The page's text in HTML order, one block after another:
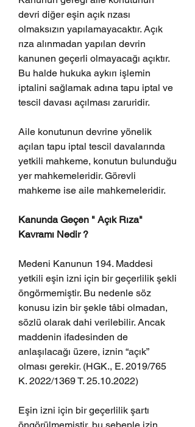
devri diğer eşin açık rızası
olmaksızın yapılamayacaktır. Açık
rıza alınmadan yapılan devrin
kanunen geçerli olmayacağı açıktır.
Bu halde hukuka aykırı işlemin
iptalini sağlamak adına tapu iptal ve
tescil davası açılması zaruridir.
Aile konutunun devrine yönelik
açılan tapu iptal tescil davalarında
yetkili mahkeme, konutun bulunduğu
yer mahkemeleridir. Görevli
mahkeme ise aile mahkemeleridir.
Kanunda Geçen " Açık Rıza"
Kavramı Nedir ?
Medeni Kanunun 194. Maddesi
yetkili eşin izni için bir geçerlilik şekli
öngörmemiştir. Bu nedenle söz
konusu izin bir şekle tâbi olmadan,
sözlü olarak dahi verilebilir. Ancak
maddenin ifadesinden de
anlaşılacağı üzere, iznin “açık”
olması gerekir. (HGK., E. 2019/765
K. 2022/1369 T. 25.10.2022)
Eşin izni için bir geçerlilik şartı